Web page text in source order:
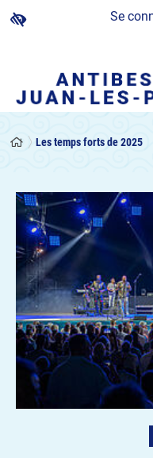
Se
Les temps forts de 2025